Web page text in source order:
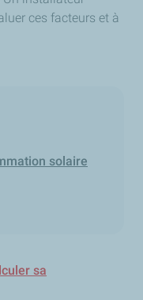
ces facteurs et à
solaire
sa